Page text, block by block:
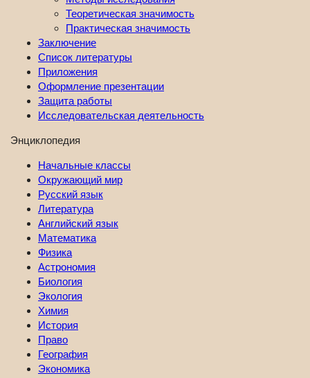
Теоретическая значимость
Практическая значимость
Заключение
Список литературы
Приложения
Оформление презентации
Защита работы
Исследовательская деятельность
Энциклопедия
Начальные классы
Окружающий мир
Русский язык
Литература
Английский язык
Математика
Физика
Астрономия
Биология
Экология
Химия
История
Право
География
Экономика